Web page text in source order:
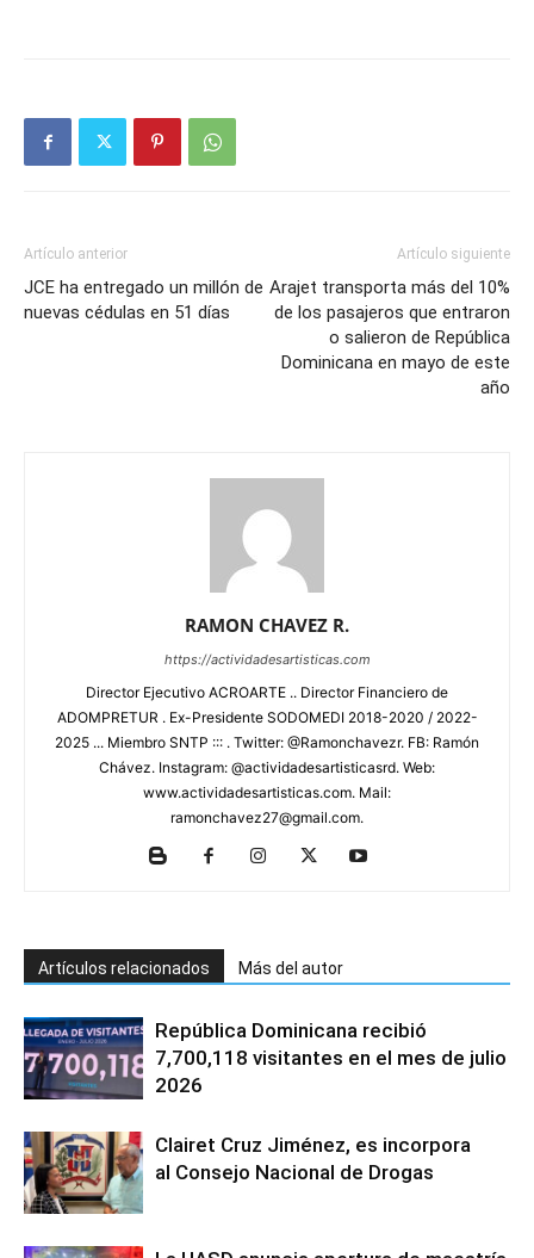
Artículo anterior
JCE ha entregado un millón de
nuevas cédulas en 51 días
Artículo siguiente
Arajet transporta más del 10%
de los pasajeros que entraron
o salieron de República
Dominicana en mayo de este
año
RAMON CHAVEZ R.
https://actividadesartisticas.com
Director Ejecutivo ACROARTE .. Director Financiero de
ADOMPRETUR . Ex-Presidente SODOMEDI 2018-2020 / 2022-
2025 ... Miembro SNTP ::: . Twitter: @Ramonchavezr. FB: Ramón
Chávez. Instagram: @actividadesartisticasrd. Web:
www.actividadesartisticas.com. Mail:
ramonchavez27@gmail.com.
Artículos relacionados Más del autor
República Dominicana recibió
7,700,118 visitantes en el mes de julio
2026
Clairet Cruz Jiménez, es incorpora
al Consejo Nacional de Drogas